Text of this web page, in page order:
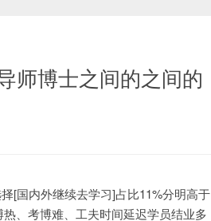
师博士之间的之间的
[国内外继续去学习]占比11%分明高于
、考博难、工夫时间延迟学员结业多